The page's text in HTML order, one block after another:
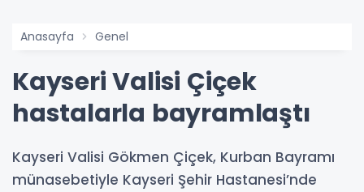
Anasayfa Genel
Kayseri Valisi Çiçek
hastalarla bayramlaştı
Kayseri Valisi Gökmen Çiçek, Kurban Bayramı
münasebetiyle Kayseri Şehir Hastanesi’nde